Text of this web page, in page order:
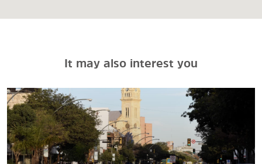
It may also interest you